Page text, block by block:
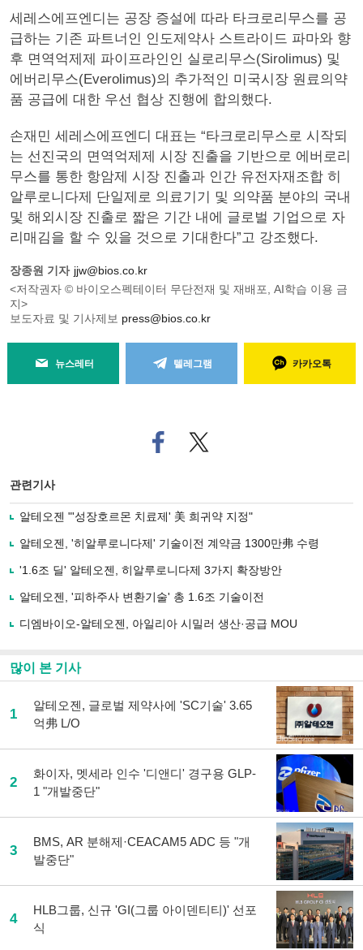
세레스에프엔디는 공장 증설에 따라 타크로리무스를 공
급하는 기존 파트너인 인도제약사 스트라이드 파마와 향
후 면역억제제 파이프라인인 실로리무스(Sirolimus) 및
에버리무스(Everolimus)의 추가적인 미국시장 원료의약
품 공급에 대한 우선 협상 진행에 합의했다.
손재민 세레스에프엔디 대표는 “타크로리무스로 시작되
는 선진국의 면역억제제 시장 진출을 기반으로 에버로리
무스를 통한 항암제 시장 진출과 인간 유전자재조합 히
알루로니다제 단일제로 의료기기 및 의약품 분야의 국내
및 해외시장 진출로 짧은 기간 내에 글로벌 기업으로 자
리매김을 할 수 있을 것으로 기대한다”고 강조했다.
장종원 기자 jjw@bios.co.kr
<저작권자 © 바이오스펙테이터 무단전재 및 재배포, AI학습 이용 금
지>
보도자료 및 기사제보 press@bios.co.kr
뉴스레터 텔레그램 카카오톡
페
이
로
기
사
유
기
트위
터로
관련기사
알테오젠 "'성장호르몬 치료제' 美 희귀약 지정"
알테오젠, '히알루로니다제' 기술이전 계약금 1300만弗 수령
'1.6조 딜' 알테오젠, 히알루로니다제 3가지 확장방안
알테오젠, '피하주사 변환기술' 총 1.6조 기술이전
디엠바이오-알테오젠, 아일리아 시밀러 생산·공급 MOU
많이 본 기사
1
알테오젠, 글로벌 제약사에 'SC기술' 3.65
억弗 L/O
2
화이자, 멧세라 인수 '디앤디' 경구용 GLP-
1 "개발중단"
3
BMS, AR 분해제·CEACAM5 ADC 등 "개
발중단"
4
HLB그룹, 신규 'GI(그룹 아이덴티티)' 선포
식